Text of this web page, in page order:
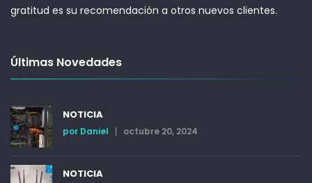
gratitud es su recomendación a otros nuevos clientes.
Últimas Novedades
NOTICIA
por Daniel octubre 20, 2024
NOTICIA